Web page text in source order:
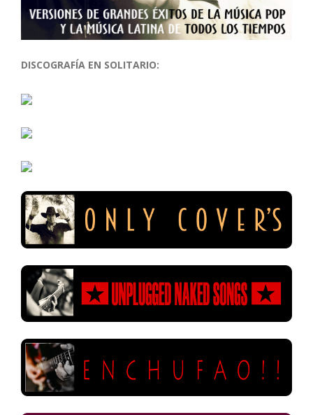
DISCOGRAFÍA EN SOLITARIO: